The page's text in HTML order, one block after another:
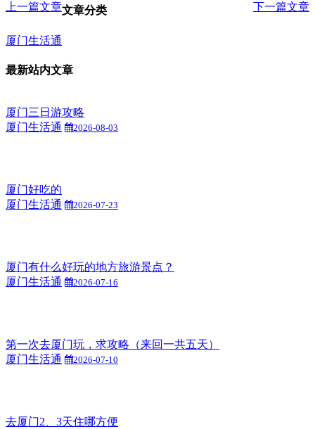
上一篇文章 下一篇文章
文章分类
厦门生活通
最新站内文章
厦门三日游攻略
厦门生活通
2026-08-03
厦门好吃的
厦门生活通
2026-07-23
厦门有什么好玩的地方旅游景点？
厦门生活通
2026-07-16
第一次去厦门玩，求攻略（来回一共五天）
厦门生活通
2026-07-10
去厦门2、3天住哪方便